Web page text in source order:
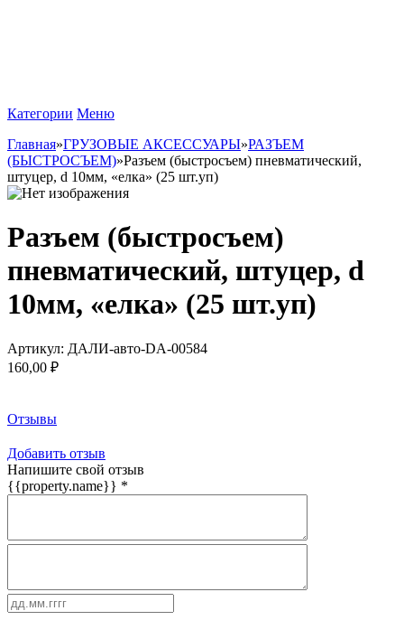
Категории Меню
Главная»ГРУЗОВЫЕ АКСЕССУАРЫ»РАЗЪЕМ
(БЫСТРОСЪЕМ)»Разъем (быстросъем) пневматический,
штуцер, d 10мм, «елка» (25 шт.уп)
Разъем (быстросъем)
пневматический, штуцер, d
10мм, «елка» (25 шт.уп)
Артикул: ДАЛИ-авто-DA-00584
160,00 ₽
Отзывы
Добавить отзыв
Напишите свой отзыв
{{property.name}} *